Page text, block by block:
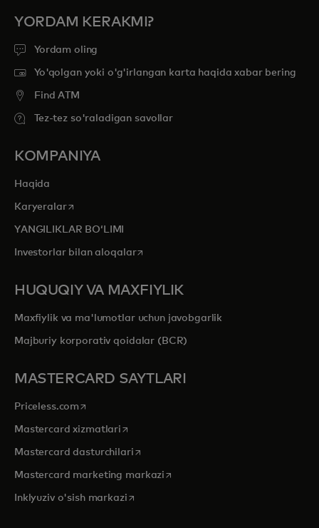
YORDAM KERAKMI?
Yordam oling
Yo'qolgan yoki o'g'irlangan karta haqida xabar bering
Find ATM
Tez-tez so'raladigan savollar
KOMPANIYA
Haqida
Karyeralaropens in a new tab
YANGILIKLAR BOʻLIMI
Investorlar bilan aloqalaropens in a new tab
HUQUQIY VA MAXFIYLIK
Maxfiylik va ma'lumotlar uchun javobgarlik
Majburiy korporativ qoidalar (BCR)
MASTERCARD SAYTLARI
Priceless.com opens in a new tab
Mastercard xizmatlari opens in a new tab
Mastercard dasturchilariopens in a new tab
Mastercard marketing markazi opens in a new tab
Inklyuziv o'sish markaziopens in a new tab